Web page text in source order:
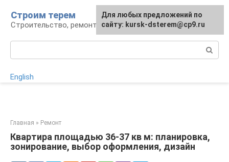
контенту
Строим терем
Строительство, ремонт, ландшафт
English
Главная » Ремонт
Квартира площадью 36-37 кв м: планировка,
зонирование, выбор оформления, дизайн
Для любых предложений по
сайту: kursk-dsterem@cp9.ru